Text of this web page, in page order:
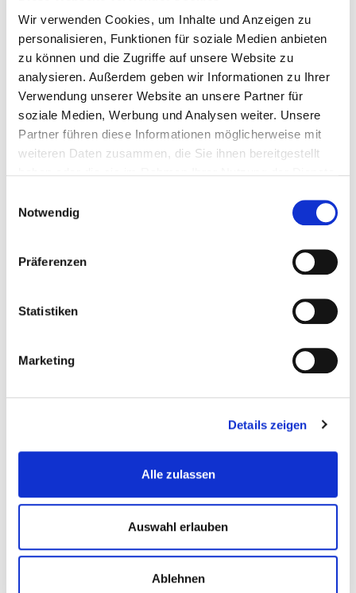
Wir verwenden Cookies, um Inhalte und Anzeigen zu
personalisieren, Funktionen für soziale Medien anbieten
zu können und die Zugriffe auf unsere Website zu
analysieren. Außerdem geben wir Informationen zu Ihrer
Verwendung unserer Website an unsere Partner für
soziale Medien, Werbung und Analysen weiter. Unsere
Partner führen diese Informationen möglicherweise mit
weiteren Daten zusammen, die Sie ihnen bereitgestellt
Notwendig
Präferenzen
Statistiken
Marketing
Details zeigen
Alle zulassen
Auswahl erlauben
Ablehnen
Die Konferenzvideos und -folien der SWIB 2017 sind jetzt
onlineverfügbar.
red / 10.1.2018
Teilen Sie diesen Artikel mit Kolleginnen und Kollegen:
Kommentare (0)
Jetzt kommentieren